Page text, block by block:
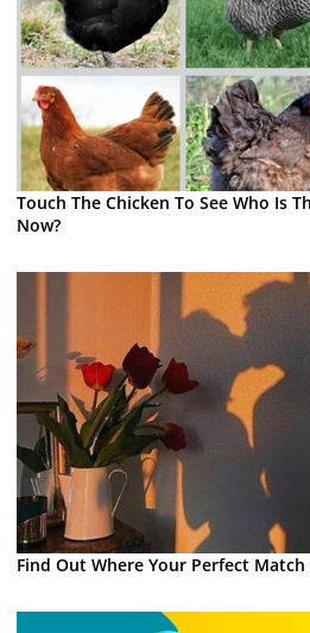
Touch The Chicken To See Who Is
Now?
Find Out Where Your Perfect Match